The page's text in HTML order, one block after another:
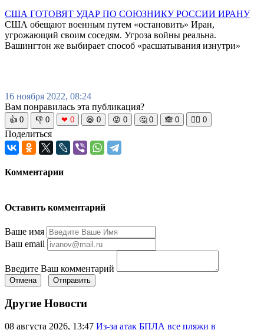
США ГОТОВЯТ УДАР ПО СОЮЗНИКУ РОССИИ ИРАНУ
США обещают военным путем «остановить» Иран,
угрожающий своим соседям. Угроза войны реальна.
Вашингтон же выбирает способ «расшатывания изнутри»
16 ноября 2022, 08:24
Вам понравилась эта публикация?
👍 0 👎 0 ❤ 0 😆 0 😡 0 🤔 0 🙈 0 🧘‍♀️ 0
Поделиться
Комментарии
Оставить комментарий
Ваше имя
Ваш email
Введите Ваш комментарий
Отмена Отправить
Другие Новости
08 августа 2026, 13:47 Из-за атак БПЛА все пляжи в